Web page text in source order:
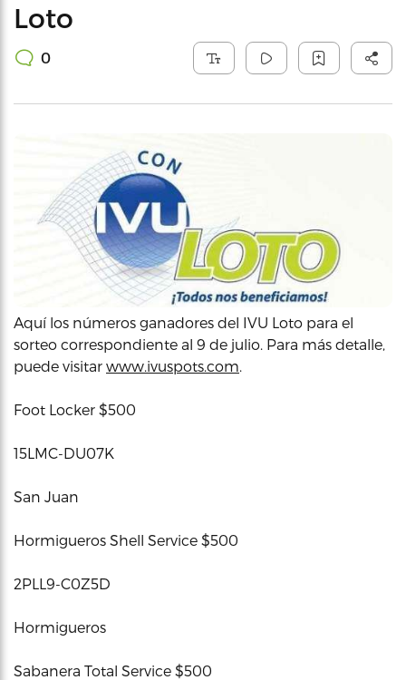
Loto
0
Aquí los números ganadores del IVU Loto para el
sorteo correspondiente al 9 de julio. Para más detalle,
puede visitar www.ivuspots.com.
Foot Locker $500
15LMC-DU07K
San Juan
Hormigueros Shell Service $500
2PLL9-C0Z5D
Hormigueros
Sabanera Total Service $500